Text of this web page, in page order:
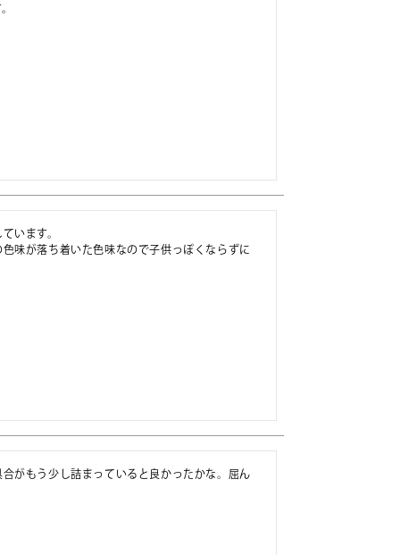
います。
味が落ち着いた色味なので子供っぽくならずに
がもう少し詰まっていると良かったかな。屈ん